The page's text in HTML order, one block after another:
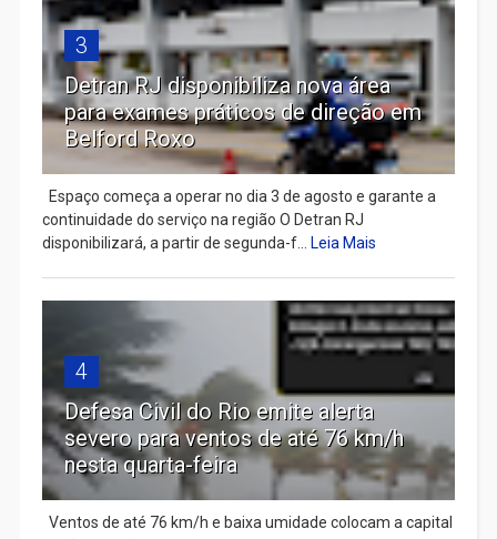
3
Detran RJ disponibiliza nova área
para exames práticos de direção em
Belford Roxo
Espaço começa a operar no dia 3 de agosto e garante a
continuidade do serviço na região O Detran RJ
disponibilizará, a partir de segunda-f... Leia Mais
4
Defesa Civil do Rio emite alerta
severo para ventos de até 76 km/h
nesta quarta-feira
Ventos de até 76 km/h e baixa umidade colocam a capital